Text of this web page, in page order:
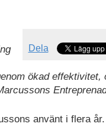
Dela
ökad effektivitet,
använt i flera år.